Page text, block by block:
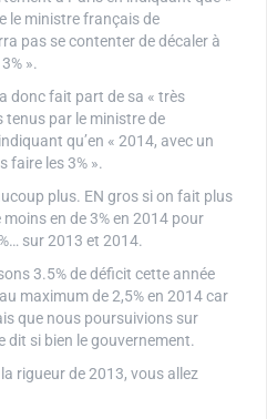
le ministre français de
pas se contenter de décaler à
».
donc fait part de sa « très
tenus par le ministre de
qu’en « 2014, avec un
faire les 3% ».
plus. EN gros si on fait plus
en de 3% en 2014 pour
sur 2013 et 2014.
3.5% de déficit cette année
maximum de 2,5% en 2014 car
que nous poursuivions sur
dit si bien le gouvernement.
rigueur de 2013, vous allez